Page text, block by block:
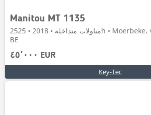
Manitou MT 1135
مناولات متداخلة • 2018 • 2525h • Moerbeke، Oost-Vlaanderen,
BE
٤٥٬٠٠٠ EUR
Key-Tec